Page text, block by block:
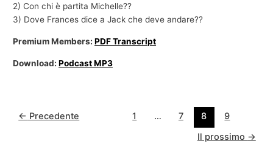
2) Con chi è partita Michelle??
3) Dove Frances dice a Jack che deve andare??
Premium Members:PDF Transcript
Download:Podcast MP3
← Precedente 1 … 7 8
9
Il prossimo →